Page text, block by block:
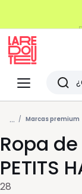
Menu
Redoute
vistos
... Marcas premium
Ropa
PETITS
28